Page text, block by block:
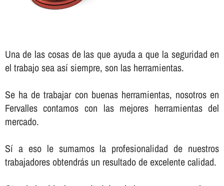
Una de las cosas de las que ayuda a que la seguridad en
el trabajo sea así­ siempre, son las herramientas.
Se ha de trabajar con buenas herramientas, nosotros en
Fervalles contamos con las mejores herramientas del
mercado.
Sí­ a eso le sumamos la profesionalidad de nuestros
trabajadores obtendrás un resultado de excelente calidad.